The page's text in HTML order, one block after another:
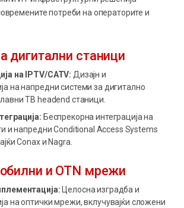
потреби на операторите и
дигитални станици
на IPTV/CATV: Дизајн и
на напредни системи за дигитално
ТВ headend станици.
Беспрекорна интеграција на
и напредни Conditional Access Systems
Conax и Nagra.
и OTN мрежи
Целосна изградба и
на оптички мрежи, вклучувајќи сложени